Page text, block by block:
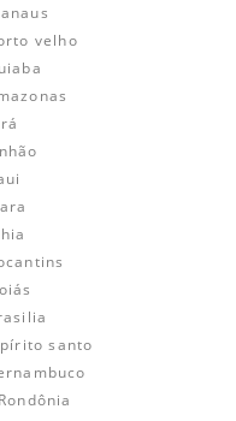
velho
santo